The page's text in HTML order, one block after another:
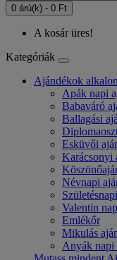
0 árú(k) - 0 Ft
A kosár üres!
Kategóriák
Ajándékok
Apák napi
Babaváró
Ballagási
Esküvői
Karácsonyi
Névnapi
Valentin
Emlékőr
Mikulás
Anyák napi